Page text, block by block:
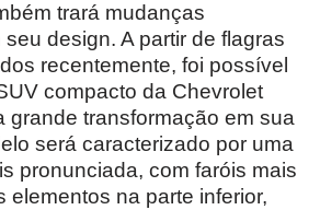
trará mudanças
design. A partir de flagras
recentemente, foi possível
compacto da Chevrolet
grande transformação em sua
será caracterizado por uma
pronunciada, com faróis mais
elementos na parte inferior,